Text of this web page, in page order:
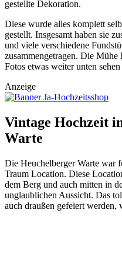
gestellte Dekoration.
Diese wurde alles komplett
gestellt. Insgesamt haben sie
und viele verschiedene
zusammengetragen. Die
Fotos etwas weiter unten
Anzeige
Vintage Hochzeit
Warte
Die Heuchelberger Warte war
Traum Location. Diese
dem Berg und auch mitten in
unglaublichen Aussicht. Das
auch draußen gefeiert werden,